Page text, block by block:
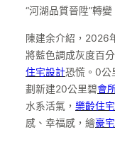
“河湖品質晉陞”轉變
陳建余介紹，2026
將藍色調成灰度百
住宅設計恐慌。0公
劃新建20公里碧會
水系活氣， 樂齡住
感、幸福感，繪豪